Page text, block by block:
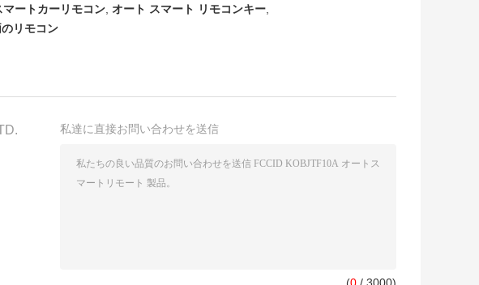
ートカーリモコン, オート スマート リモコンキー,
リモコン
私達に直接お問い合わせを送信